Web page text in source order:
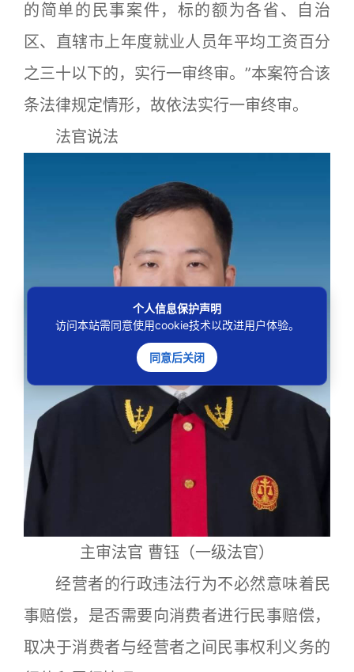
的简单的民事案件，标的额为各省、自治
区、直辖市上年度就业人员年平均工资百分
之三十以下的，实行一审终审。”本案符合该
条法律规定情形，故依法实行一审终审。
法官说法
主审法官 曹钰（一级法官）
经营者的行政违法行为不必然意味着民
事赔偿，是否需要向消费者进行民事赔偿，
取决于消费者与经营者之间民事权利义务的
个人信息保护声明
访问本站需同意使用cookie技术以改进用户体验。
同意后关闭